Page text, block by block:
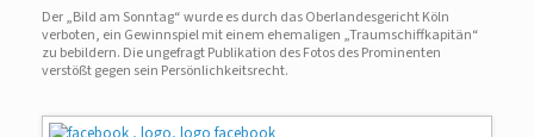
Der „Bild am Sonntag“ wurde es durch das Oberlandesgericht Köln
verboten, ein Gewinnspiel mit einem ehemaligen „Traumschiffkapitän“
zu bebildern. Die ungefragt Publikation des Fotos des Prominenten
verstößt gegen sein Persönlichkeitsrecht.